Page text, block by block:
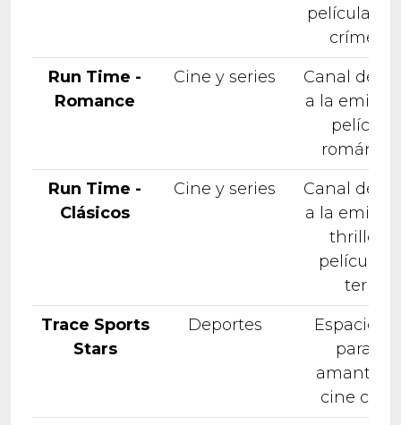
películas
Run Time -
Romance
Cine y series
Canal
a la
Run Time -
Clásicos
Cine y series
Canal
a la
thrillers
películas
terror
Trace Sports
Stars
Deportes
Espacio
para los
amantes
cine